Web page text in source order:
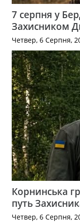
7 серпня у
Захисником
Четвер, 6 Серпня,
Корнинська
путь
Четвер, 6 Серпня,